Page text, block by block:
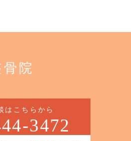
院
はこちらから
3472